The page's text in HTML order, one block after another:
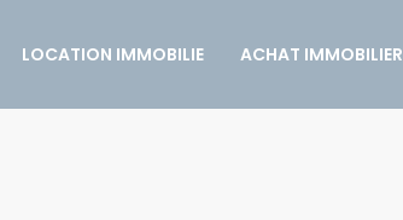
LOCATION IMMOBILIE ACHAT IMMOBILIER